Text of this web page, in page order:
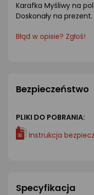
Karafka Myśliwy na
Doskonały na prezent.
Błąd w opisie? Zgłoś!
Bezpieczeństwo
PLIKI DO POBRANIA:
Instrukcja
Specyfikacja